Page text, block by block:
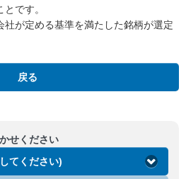
です。
が定める基準を満たした銘柄が選定
戻る
せください
てください)